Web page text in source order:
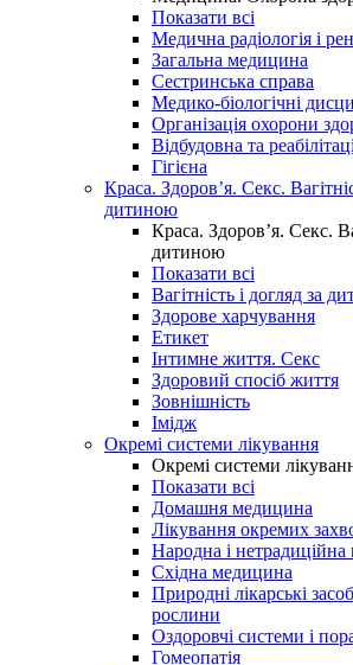
Показати всі
Медична радіологія і
Загальна медицина
Сестринська справа
Медико-біологічні
Організація охорони
Відбудовна та
Гігієна
Краса. Здоров’я. Секс.
дитиною
Краса. Здоров’я. Секс.
дитиною
Показати всі
Вагітність і догляд за
Здорове харчування
Етикет
Інтимне життя. Секс
Здоровий спосіб життя
Зовнішність
Імідж
Окремі системи лікування
Окремі системи
Показати всі
Домашня медицина
Лікування окремих
Народна і
Східна медицина
Природні лікарські
рослини
Оздоровчі системи і
Гомеопатія